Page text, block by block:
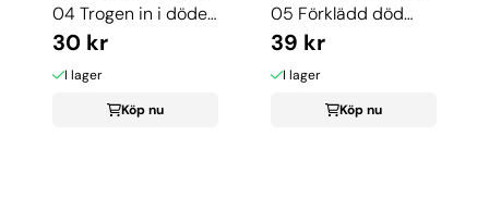
04 Trogen in i döden
(dvd) beg
30 kr
I lager
Köp nu
05 Förklädd död
(dvd)
39 kr
I lager
Köp nu